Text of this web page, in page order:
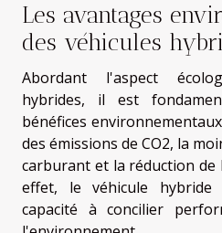
Les avantages
des véhicules
Abordant l'aspect
hybrides, il est
bénéfices
des émissions de CO2, la
carburant et la réduction de
effet, le véhicule
capacité à concilier